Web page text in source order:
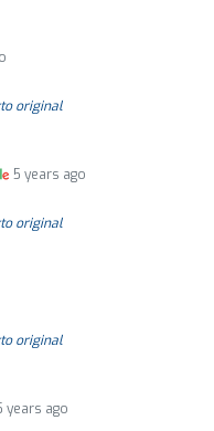
original
5 years ago
original
original
years ago